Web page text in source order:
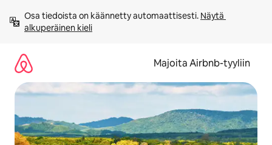
sisältö
väliin
Osa tiedoista on käännetty automaattisesti. Näytä
alkuperäinen kieli
Majoita Airbnb-tyyliin